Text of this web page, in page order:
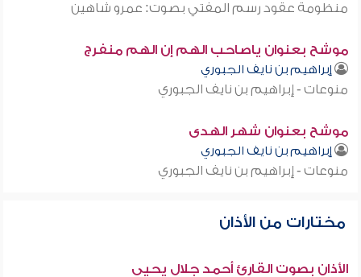
منظومة عقود رسم المفتي بصوت: عمرو شاهين
موشح بعنوان ياصاحب الهم إن الهم منفرج
إبراهيم بن نايف الجبوري
منوعات - إبراهيم بن نايف الجبوري
موشح بعنوان شهر الهدى
إبراهيم بن نايف الجبوري
منوعات - إبراهيم بن نايف الجبوري
مختارات من الأذان
الأذان بصوت القارئ أحمد جلال يحيى